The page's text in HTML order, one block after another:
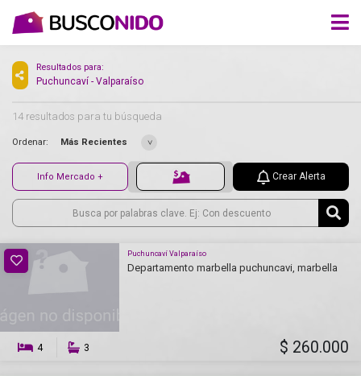
Resultados para:
Puchuncaví - Valparaíso
14 resultados para tu búsqueda
Ordenar: Más Recientes
Info Mercado + Crear Alerta
Puchuncaví Valparaíso
Departamento marbella puchuncavi, marbella
4 3 $ 260.000